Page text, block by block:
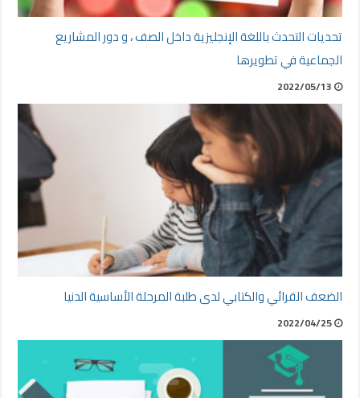
تحديات التحدث باللغة الإنجليزية داخل الصف ، و دور المشاريع
الجماعية في تطويرها
2022/05/13
الضعف القرائي والكتابي لدى طلبة المرحلة الأساسية الدنيا
2022/04/25